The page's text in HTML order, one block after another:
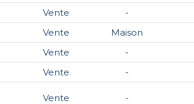
Vente -
Vente Maison
Vente -
Vente -
Vente -